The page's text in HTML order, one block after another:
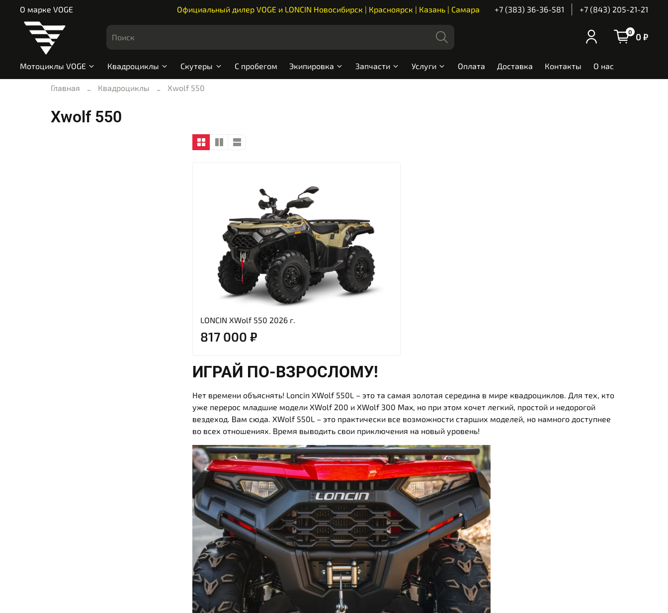
О марке VOGE Официальный дилер VOGE и LONCIN Новосибирск | Красноярск | Казань | Самара +7 (383) 36-36-581 +7 (843) 205-21-21
0 0 ₽
Мотоциклы VOGE Квадроциклы Скутеры С пробегом Экипировка Запчасти Услуги Оплата Доставка Контакты О нас
Главная Квадроциклы Xwolf 550
Xwolf 550
LONCIN XWolf 550 2026 г.
817 000 ₽
ИГРАЙ ПО-ВЗРОСЛОМУ!
Нет времени объяснять! Loncin XWolf 550L – это та самая золотая середина в мире квадроциклов. Для тех, кто
уже перерос младшие модели XWolf 200 и XWolf 300 Max, но при этом хочет легкий, простой и недорогой
вездеход. Вам сюда. XWolf 550L – это практически все возможности старших моделей, но намного доступнее
во всех отношениях. Время выводить свои приключения на новый уровень!